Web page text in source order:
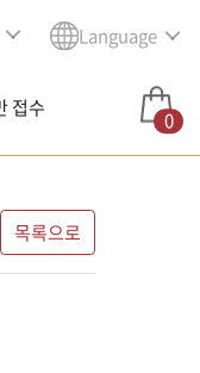
Language
접수 0
목록으로